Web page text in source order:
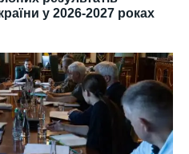
у 2026-2027 роках